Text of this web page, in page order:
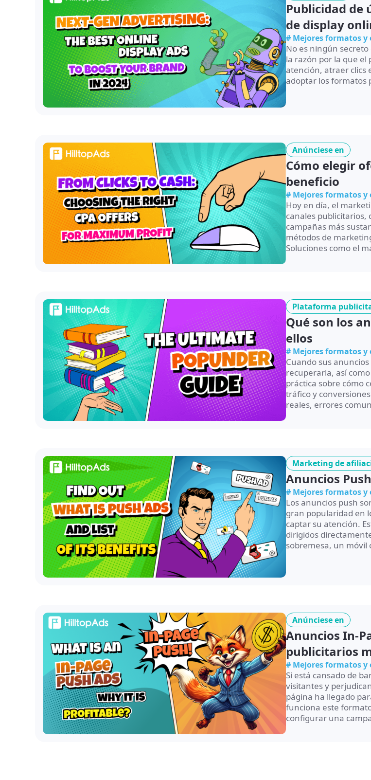
Publicidad de
de display
# Mejores formatos y
No es ningún
la razón por la que el
atención, atraer clics
adoptar los formatos
Anúnciese en
Cómo elegir
beneficio
# Mejores formatos y
Hoy en día, el
canales publicitarios,
campañas más
métodos de
Soluciones como el
Plataforma
Qué son los
ellos
# Mejores formatos y
Cuando sus
recuperarla, así
práctica sobre cómo
tráfico y
reales, errores
Marketing de
Anuncios
# Mejores formatos y
Los anuncios push
gran popularidad en
captar su atención.
dirigidos
sobremesa, un móvil
Anúnciese en
Anuncios In-
publicitarios
# Mejores formatos y
Si está cansado de
visitantes y
página ha llegado
funciona este
configurar una